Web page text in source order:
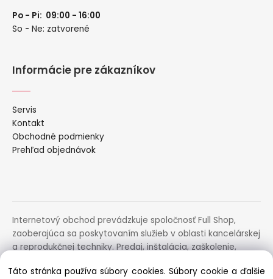
Po - Pi: 09:00 - 16:00
So - Ne: zatvorené
Informácie pre zákazníkov
Servis
Kontakt
Obchodné podmienky
Prehľad objednávok
Internetový obchod prevádzkuje spoločnosť Full Shop,
zaoberajúca sa poskytovaním služieb v oblasti kancelárskej
a reprodukčnej techniky. Predaj, inštalácia, zaškolenie,
zariadení.
Táto stránka používa súbory cookies. Súbory cookie a ďalšie